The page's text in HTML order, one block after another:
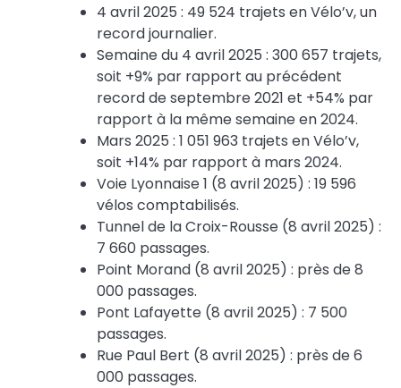
4 avril 2025 : 49 524 trajets en Vélo’v, un
record journalier.
Semaine du 4 avril 2025 : 300 657 trajets,
soit +9% par rapport au précédent
record de septembre 2021 et +54% par
rapport à la même semaine en 2024.
Mars 2025 : 1 051 963 trajets en Vélo’v,
soit +14% par rapport à mars 2024.
Voie Lyonnaise 1 (8 avril 2025) : 19 596
vélos comptabilisés.
Tunnel de la Croix-Rousse (8 avril 2025) :
7 660 passages.
Point Morand (8 avril 2025) : près de 8
000 passages.
Pont Lafayette (8 avril 2025) : 7 500
passages.
Rue Paul Bert (8 avril 2025) : près de 6
000 passages.